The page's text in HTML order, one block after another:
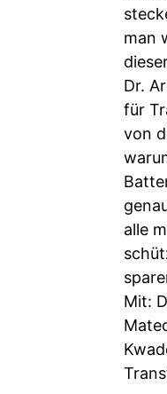
man
Dr.
für
von
alle
Mit: